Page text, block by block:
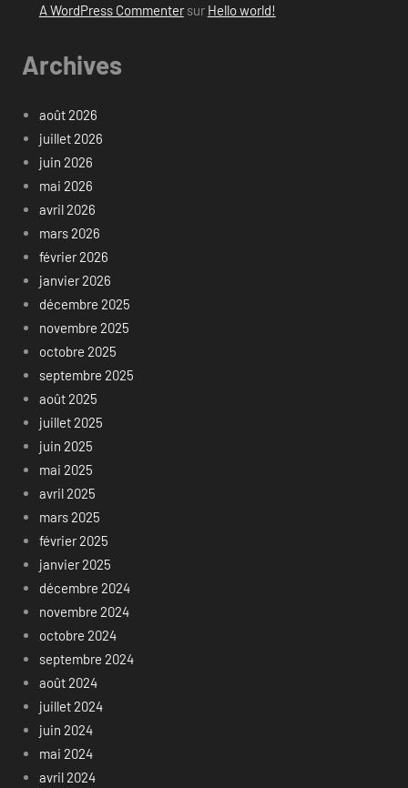
A WordPress Commentersur Hello world!
Archives
août 2026
juillet 2026
juin 2026
mai 2026
avril 2026
mars 2026
février 2026
janvier 2026
décembre 2025
novembre 2025
octobre 2025
septembre 2025
août 2025
juillet 2025
juin 2025
mai 2025
avril 2025
mars 2025
février 2025
janvier 2025
décembre 2024
novembre 2024
octobre 2024
septembre 2024
août 2024
juillet 2024
juin 2024
mai 2024
avril 2024